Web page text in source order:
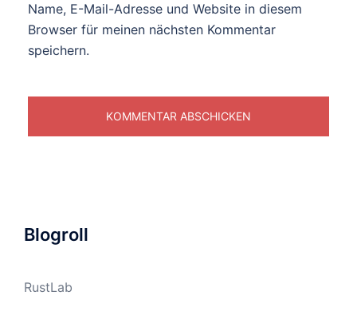
Name, E-Mail-Adresse und Website in diesem
Browser für meinen nächsten Kommentar
speichern.
Blogroll
RustLab